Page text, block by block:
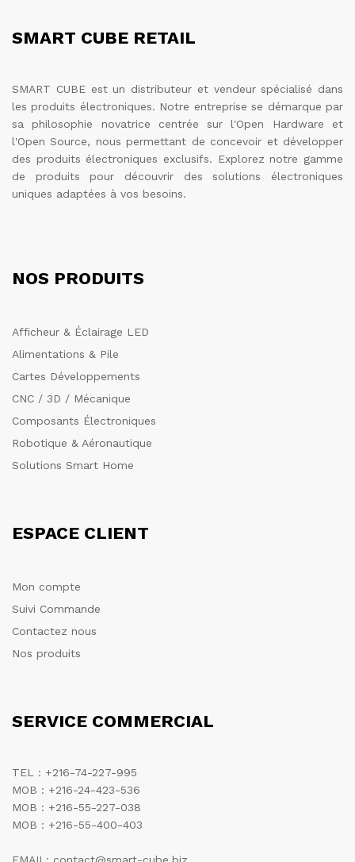
SMART CUBE RETAIL
SMART CUBE est un distributeur et vendeur spécialisé dans
les produits électroniques. Notre entreprise se démarque par
sa philosophie novatrice centrée sur l'Open Hardware et
l'Open Source, nous permettant de concevoir et développer
des produits électroniques exclusifs. Explorez notre gamme
de produits pour découvrir des solutions électroniques
uniques adaptées à vos besoins.
NOS PRODUITS
Afficheur & Éclairage LED
Alimentations & Pile
Cartes Développements
CNC / 3D / Mécanique
Composants Électroniques
Robotique & Aéronautique
Solutions Smart Home
ESPACE CLIENT
Mon compte
Suivi Commande
Contactez nous
Nos produits
SERVICE COMMERCIAL
TEL : +216-74-227-995
MOB : +216-24-423-536
MOB : +216-55-227-038
MOB : +216-55-400-403